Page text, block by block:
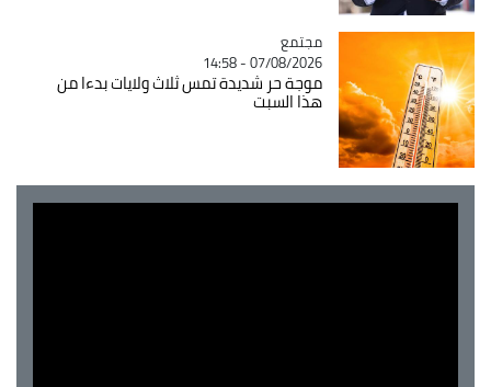
Catégorie
مجتمع
07/08/2026 - 14:58
موجة حر شديدة تمس ثلاث ولايات بدءا من
هذا السبت